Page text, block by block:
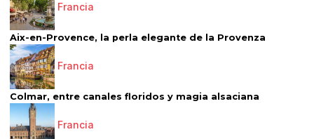
Francia
Aix-en-Provence, la perla elegante de la Provenza
Francia
Colmar, entre canales floridos y magia alsaciana
Francia